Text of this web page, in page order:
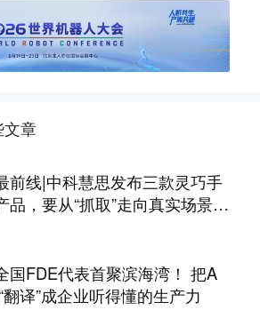
章
前线|中科慧思发布三款灵巧手
品，要从“抓取”走向真实场景作
国FDE代表首聚滨海湾！ 把A
翻译”成企业听得懂的生产力